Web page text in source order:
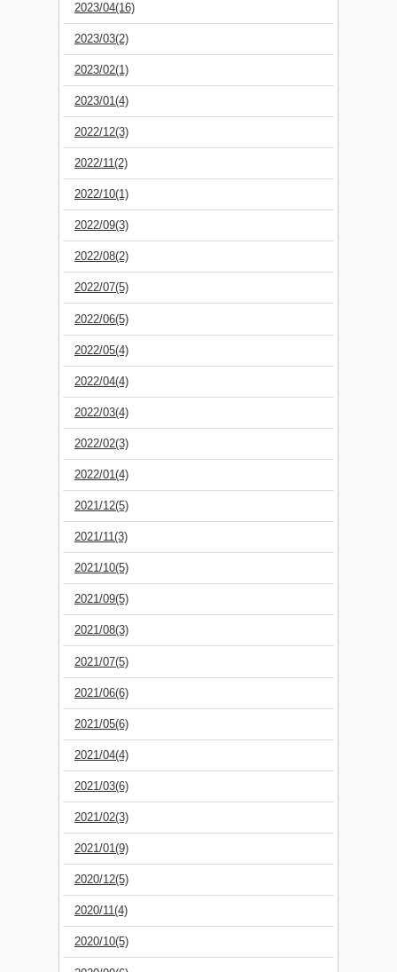
2023/04(16)
2023/03(2)
2023/02(1)
2023/01(4)
2022/12(3)
2022/11(2)
2022/10(1)
2022/09(3)
2022/08(2)
2022/07(5)
2022/06(5)
2022/05(4)
2022/04(4)
2022/03(4)
2022/02(3)
2022/01(4)
2021/12(5)
2021/11(3)
2021/10(5)
2021/09(5)
2021/08(3)
2021/07(5)
2021/06(6)
2021/05(6)
2021/04(4)
2021/03(6)
2021/02(3)
2021/01(9)
2020/12(5)
2020/11(4)
2020/10(5)